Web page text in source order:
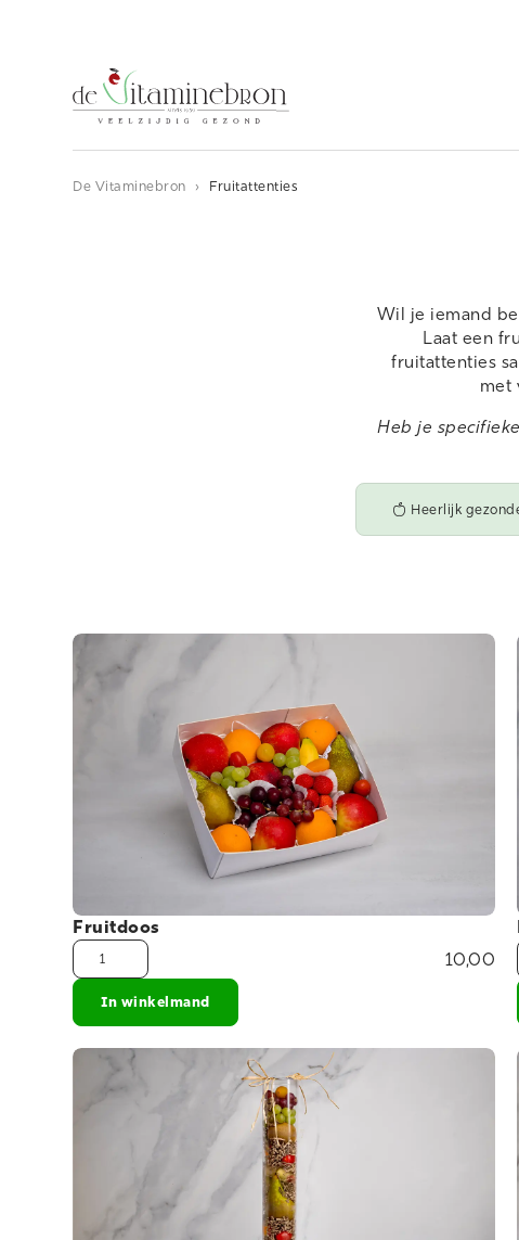
De Vitaminebron › Fruitattenties
Wil je iemand
Laat een
fruitattenties
met
Heb je
Heerlijk
Fruitdoos
10,00
In winkelmand